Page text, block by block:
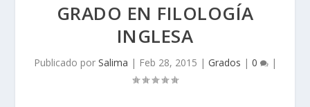
GRADO EN FILOLOGÍA
INGLESA
Publicado por Salima | Feb 28, 2015 | Grados | 0 |